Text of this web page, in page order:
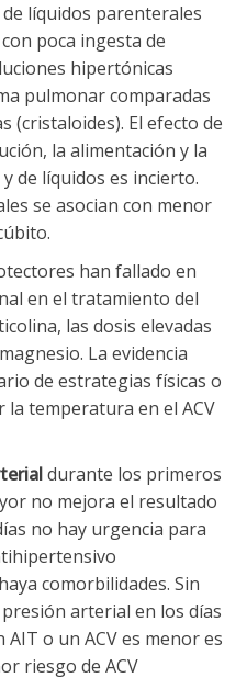
líquidos parenterales
poca ingesta de
hipertónicas
pulmonar comparadas
(cristaloides). El efecto de
la alimentación y la
de líquidos es incierto.
se asocian con menor
han fallado en
en el tratamiento del
las dosis elevadas
La evidencia
de estrategias físicas o
temperatura en el ACV
durante los primeros
no mejora el resultado
no hay urgencia para
comorbilidades. Sin
arterial en los días
o un ACV es menor es
riesgo de ACV